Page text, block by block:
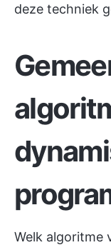
deze techniek
Welk algoritme